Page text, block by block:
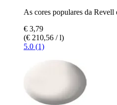
As cores populares da Revell
€ 3,79
(€ 210,56 / l)
5.0 (1)